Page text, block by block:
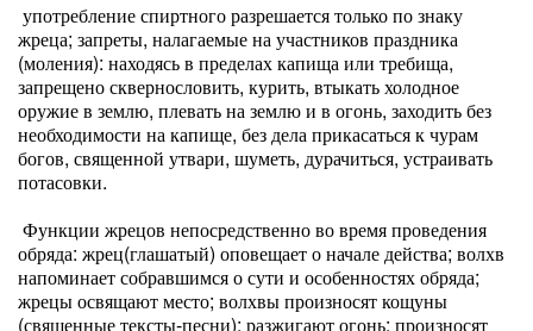
употребление спиртного разрешается только по знаку
жреца; запреты, налагаемые на участников праздника
(моления): находясь в пределах капища или требища,
запрещено сквернословить, курить, втыкать холодное
оружие в землю, плевать на землю и в огонь, заходить без
необходимости на капище, без дела прикасаться к чурам
богов, священной утвари, шуметь, дурачиться, устраивать
потасовки.
Функции жрецов непосредственно во время проведения
обряда: жрец(глашатый) оповещает о начале действа; волхв
напоминает собравшимся о сути и особенностях обряда;
жрецы освящают место; волхвы произносят кощуны
(священные тексты-песни); разжигают огонь; произносят